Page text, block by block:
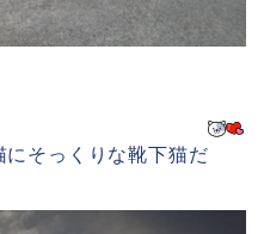
にそっくりな靴下猫だ